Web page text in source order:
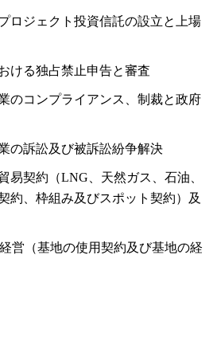
ロジェクト投資信託の設立と上場
ける独占禁止申告と審査
のコンプライアンス、制裁と政府
の訴訟及び被訴訟紛争解決
易契約（LNG、天然ガス、石油、
約、枠組み及びスポット契約）及
営（基地の使用契約及び基地の経